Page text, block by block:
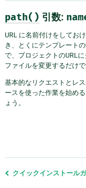
path() 引数:
URL に名前付けをしてお
き、とくにテンプレート
で、プロジェクトのURL
ファイルを変更するだけ
基本的なリクエストとレ
ースを使った作業を始め
ょう。
前 クイックインストール